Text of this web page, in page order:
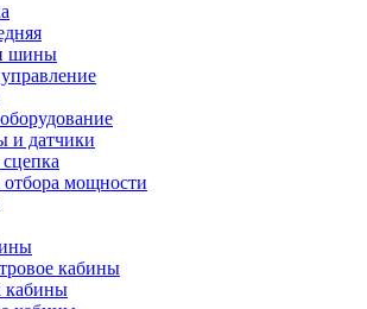
шины
и датчики
отбора мощности
кабины
кабины